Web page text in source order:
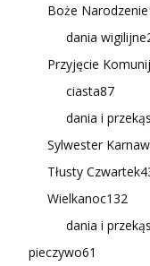
Boże Narodzenie
dania wigilijne
Przyjęcie
ciasta87
dania i
Sylwester
Tłusty Czwartek
Wielkanoc132
dania i
pieczywo61